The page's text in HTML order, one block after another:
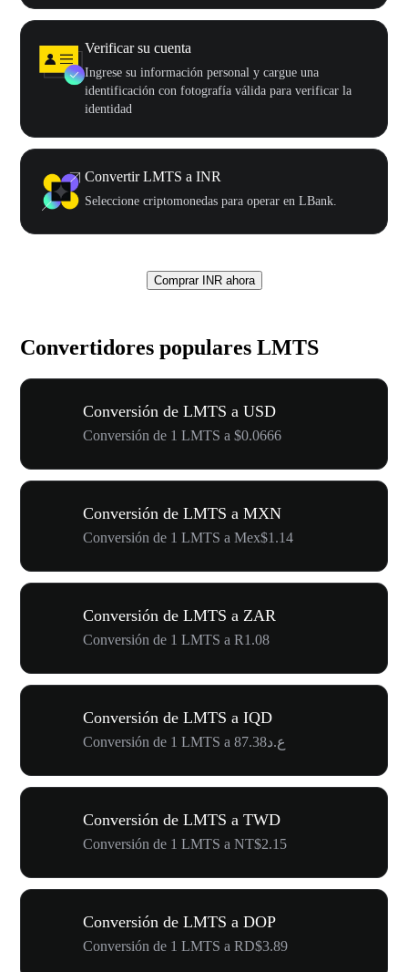
Verificar su cuenta
Ingrese su información personal y cargue una
identificación con fotografía válida para verificar la
identidad
Convertir LMTS a INR
Seleccione criptomonedas para operar en LBank.
Comprar INR ahora
Convertidores populares LMTS
Conversión de LMTS a USD
Conversión de 1 LMTS a $0.0666
Conversión de LMTS a MXN
Conversión de 1 LMTS a Mex$1.14
Conversión de LMTS a ZAR
Conversión de 1 LMTS a R1.08
Conversión de LMTS a IQD
Conversión de 1 LMTS a ع.د87.38
Conversión de LMTS a TWD
Conversión de 1 LMTS a NT$2.15
Conversión de LMTS a DOP
Conversión de 1 LMTS a RD$3.89